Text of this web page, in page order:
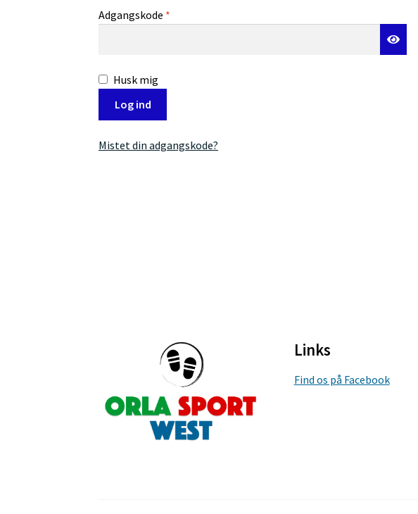
Adgangskode *
Husk mig
Log ind
Mistet din adgangskode?
Links
Find os på Facebook